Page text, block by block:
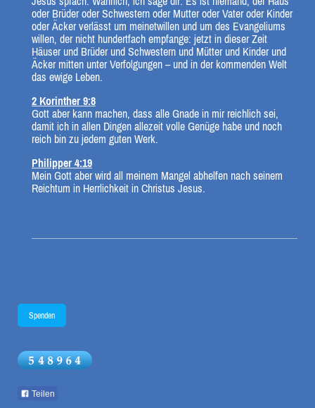
oder Brüder oder Schwestern oder Mutter oder Vater oder Kinder
oder Äcker verlässt um meinetwillen und um des Evangeliums
willen, der nicht hundertfach empfange: jetzt in dieser Zeit
Häuser und Brüder und Schwestern und Mütter und Kinder und
Äcker mitten unter Verfolgungen – und in der kommenden Welt
das ewige Leben.
2 Korinther 9:8
Gott aber kann machen, dass alle Gnade in mir reichlich sei,
damit ich in allen Dingen allezeit volle Genüge habe und noch
reich bin zu jedem guten Werk.
Philipper 4:19
Mein Gott aber wird all meinem Mangel abhelfen nach seinem
Reichtum in Herrlichkeit in Christus Jesus.
Spenden
Teilen